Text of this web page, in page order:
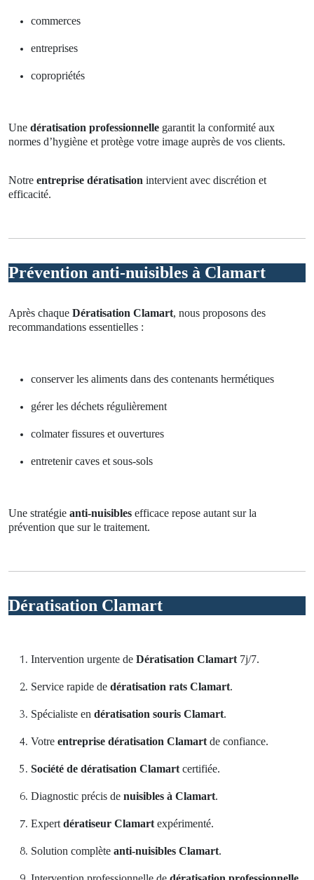
commerces
entreprises
copropriétés
Une dératisation professionnelle garantit la conformité aux
normes d’hygiène et protège votre image auprès de vos clients.
Notre entreprise dératisation intervient avec discrétion et
efficacité.
Prévention anti-nuisibles à Clamart
Après chaque Dératisation Clamart, nous proposons des
recommandations essentielles :
conserver les aliments dans des contenants hermétiques
gérer les déchets régulièrement
colmater fissures et ouvertures
entretenir caves et sous-sols
Une stratégie anti-nuisibles efficace repose autant sur la
prévention que sur le traitement.
Dératisation Clamart
Intervention urgente de Dératisation Clamart 7j/7.
Service rapide de dératisation rats Clamart.
Spécialiste en dératisation souris Clamart.
Votre entreprise dératisation Clamart de confiance.
Société de dératisation Clamart certifiée.
Diagnostic précis de nuisibles à Clamart.
Expert dératiseur Clamart expérimenté.
Solution complète anti-nuisibles Clamart.